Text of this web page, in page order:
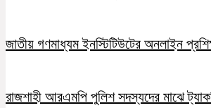
জাতীয় গণমাধ্যম ইনস্টিটিউটের অনলাইন
রাজশাহী আরএমপি পুলিশ সদস্যদের মাঝে